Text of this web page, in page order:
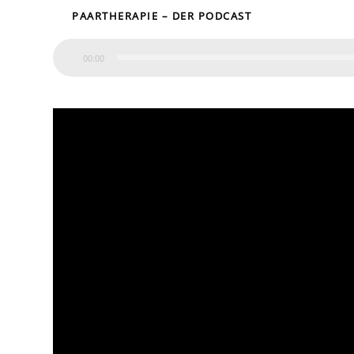
PAARTHERAPIE – DER PODCAST
00:00